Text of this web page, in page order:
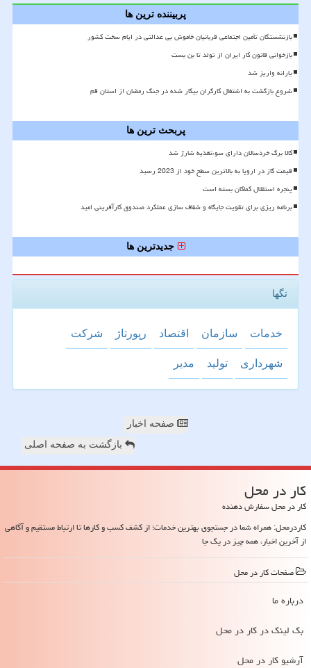
پربیننده ترین ها
بازنشستگان تأمین اجتماعی قربانیان خاموش بی عدالتی در ایام سخت کشور
بازخوانی قانون کار ایران از تولد تا بن بست
یارانه واریز شد
شروع بازگشت به اشتغال کارگران بیکار شده در جنگ رمضان از استان قم
پربحث ترین ها
کالا برگ خردسالان دارای سوءتغذیه شارژ شد
قیمت گاز در اروپا به بالاترین سطح خود از 2023 رسید
پنجره استقلال کماکان بسته است
برنامه ریزی برای تقویت جایگاه و شفاف سازی عملکرد صندوق کارآفرینی امید
جدیدترین ها
تگها
خدمات سازمان اقتصاد رپورتاژ شركت
شهرداری تولید مدیر
صفحه اخبار
بازگشت به صفحه اصلی
كار در محل
کار در محل سفارش دهنده
کاردرمحل: همراه شما در جستجوی بهترین خدمات؛ از کشف کسب و کارها تا ارتباط مستقیم و آگاهی
از آخرین اخبار، همه چیز در یک جا
صفحات كار در محل
درباره ما
بک لینک در كار در محل
آرشیو كار در محل